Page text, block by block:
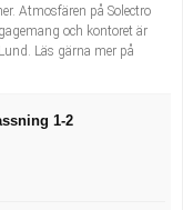
Atmosfären på Solectro
och kontoret är
Läs gärna mer på
1-2